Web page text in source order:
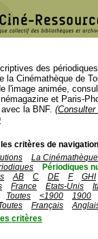
des
la Cinémathèque de
l'image animée,
et Paris-
la BNF.
critères de
La
Périodiques
AB C DE F
GHI
France Etats-Unis
Toutes <1900
1900
Français
critères